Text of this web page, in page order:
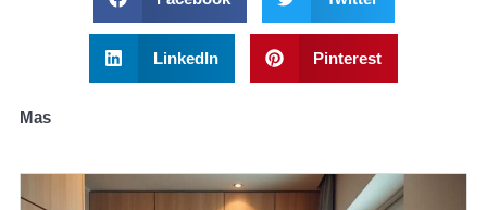
LinkedIn Pinterest
Mas